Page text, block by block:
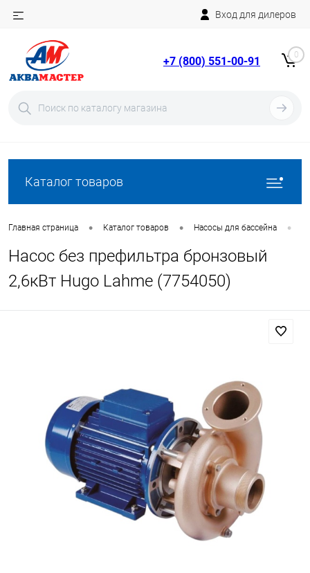
Вход для дилеров
+7 (800) 551-00-91 0
Каталог товаров
Главная страница • Каталог товаров • Насосы для бассейна •
Насос без префильтра бронзовый
2,6кВт Hugo Lahme (7754050)